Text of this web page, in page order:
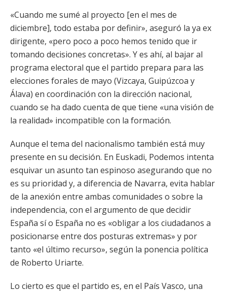
«Cuando me sumé al proyecto [en el mes de
diciembre], todo estaba por definir», aseguró la ya ex
dirigente, «pero poco a poco hemos tenido que ir
tomando decisiones concretas». Y es ahí, al bajar al
programa electoral que el partido prepara para las
elecciones forales de mayo (Vizcaya, Guipúzcoa y
Álava) en coordinación con la dirección nacional,
cuando se ha dado cuenta de que tiene «una visión de
la realidad» incompatible con la formación.
Aunque el tema del nacionalismo también está muy
presente en su decisión. En Euskadi, Podemos intenta
esquivar un asunto tan espinoso asegurando que no
es su prioridad y, a diferencia de Navarra, evita hablar
de la anexión entre ambas comunidades o sobre la
independencia, con el argumento de que decidir
España sí o España no es «obligar a los ciudadanos a
posicionarse entre dos posturas extremas» y por
tanto «el último recurso», según la ponencia política
de Roberto Uriarte.
Lo cierto es que el partido es, en el País Vasco, una